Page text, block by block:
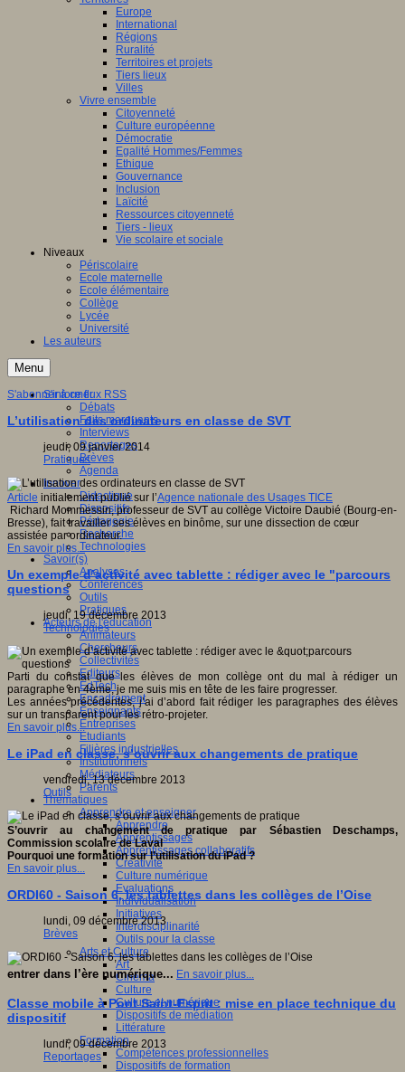
Europe
International
Régions
Ruralité
Territoires et projets
Tiers lieux
Villes
Vivre ensemble
Citoyenneté
Culture européenne
Démocratie
Egalité Hommes/Femmes
Ethique
Gouvernance
Inclusion
Laïcité
Ressources citoyenneté
Tiers - lieux
Vie scolaire et sociale
Niveaux
Périscolaire
Ecole maternelle
Ecole élémentaire
Collège
Lycée
Université
Les auteurs
Menu
S'informer
Débats
Faits marquants
Interviews
Reportages
Brèves
Agenda
Innover
Didactique
Dispositifs
Pédagogie
Recherche
Technologies
Savoir(s)
Analyses
Conférences
Outils
Pratiques
Acteurs de l'éducation
Animateurs
Chercheurs
Collectivités
Editeurs
EdTech
Encadrement
Enseignants
Entreprises
Etudiants
Filières industrielles
Institutionnels
Médiateurs
Parents
Thématiques
Apprendre et enseigner
Apprendre
Apprentissages
Apprentissages collaboratifs
Créativité
Culture numérique
Evaluations
Individualisation
Initiatives
Interdisciplinarité
Outils pour la classe
Arts et Culture
Art
Cinéma
Culture
Culture et numérique
Dispositifs de médiation
Littérature
Formation
Compétences professionnelles
Dispositifs de formation
S'abonner à ce flux RSS
L’utilisation des ordinateurs en classe de SVT
jeudi, 09 janvier 2014
Pratiques
Article initialement publié sur l’Agence nationale des Usages TICE
Richard Mommessin, professeur de SVT au collège Victoire Daubié (Bourg-en-
Bresse), fait travailler ses élèves en binôme, sur une dissection de cœur
assistée par ordinateur.
En savoir plus...
Un exemple d’activité avec tablette : rédiger avec le "parcours
questions
jeudi, 19 décembre 2013
Technologies
Parti du constat que les élèves de mon collège ont du mal à rédiger un
paragraphe en 4ème, je me suis mis en tête de les faire progresser.
Les années précédentes, j’ai d’abord fait rédiger les paragraphes des élèves
sur un transparent pour les rétro-projeter.
En savoir plus...
Le iPad en classe, s’ouvrir aux changements de pratique
vendredi, 13 décembre 2013
Outils
S’ouvrir au changement de pratique par Sébastien Deschamps,
Commission scolaire de Laval
Pourquoi une formation sur l’utilisation du iPad ?
En savoir plus...
ORDI60 - Saison 6, les tablettes dans les collèges de l’Oise
lundi, 09 décembre 2013
Brèves
entrer dans l’ère numérique... En savoir plus...
Classe mobile à Pont Saint-Esprit : mise en place technique du
dispositif
lundi, 09 décembre 2013
Reportages